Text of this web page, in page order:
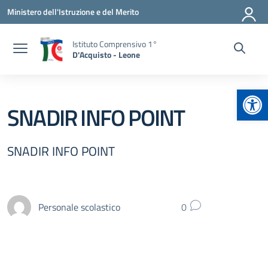
Vai ai contenuti
Vai al menu di navigazione
Vai al footer
Ministero dell'Istruzione e del Merito
Istituto Comprensivo 1°
D'Acquisto - Leone
SNADIR INFO POINT
SNADIR INFO POINT
Personale scolastico 0